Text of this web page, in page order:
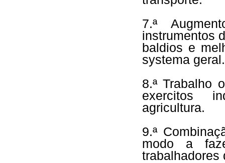
7.ª
instrumentos
baldios e
systema geral.
8.ª Trabalho
exercitos
agricultura.
9.ª
modo a
trabalhadores